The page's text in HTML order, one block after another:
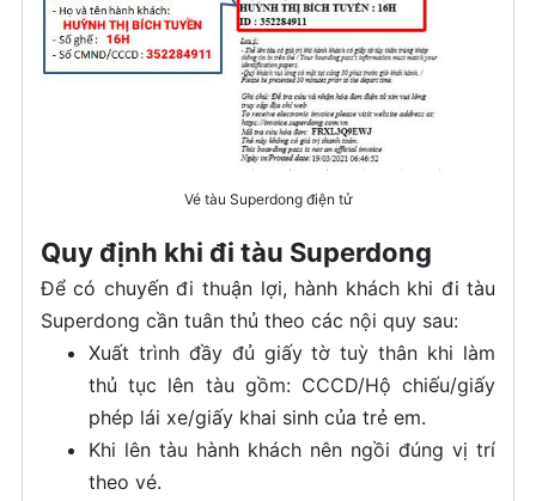
Vé tàu Superdong điện tử
Quy định khi đi tàu Superdong
Để có chuyến đi thuận lợi, hành khách khi đi tàu
Superdong cần tuân thủ theo các nội quy sau:
Xuất trình đầy đủ giấy tờ tuỳ thân khi làm
thủ tục lên tàu gồm: CCCD/Hộ chiếu/giấy
phép lái xe/giấy khai sinh của trẻ em.
Khi lên tàu hành khách nên ngồi đúng vị trí
theo vé.